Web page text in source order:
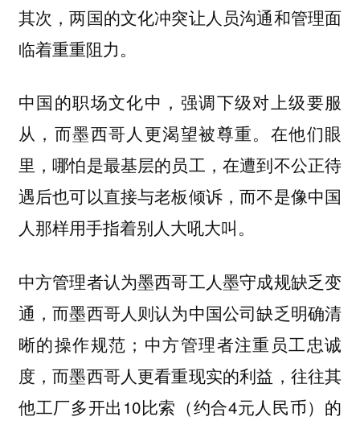
其次，两国的文化冲突让人员沟通和管理面
临着重重阻力。
中国的职场文化中，强调下级对上级要服
从，而墨西哥人更渴望被尊重。在他们眼
里，哪怕是最基层的员工，在遭到不公正待
遇后也可以直接与老板倾诉，而不是像中国
人那样用手指着别人大吼大叫。
中方管理者认为墨西哥工人墨守成规缺乏变
通，而墨西哥人则认为中国公司缺乏明确清
晰的操作规范；中方管理者注重员工忠诚
度，而墨西哥人更看重现实的利益，往往其
他工厂多开出10比索（约合4元人民币）的